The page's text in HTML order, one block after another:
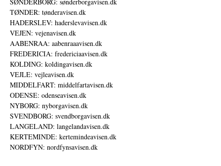
TØNDER: tønderavisen.dk
HADERSLEV: haderslevavisen.dk
VEJEN: vejenavisen.dk
AABENRAA: aabenraaavisen.dk
FREDERICIA: fredericiaavisen.dk
KOLDING: koldingavisen.dk
VEJLE: vejleavisen.dk
MIDDELFART: middelfartavisen.dk
ODENSE: odenseavisen.dk
NYBORG: nyborgavisen.dk
SVENDBORG: svendborgavisen.dk
LANGELAND: langelandavisen.dk
KERTEMINDE: kertemindeavisen.dk
NORDFYN: nordfynsavisen.dk